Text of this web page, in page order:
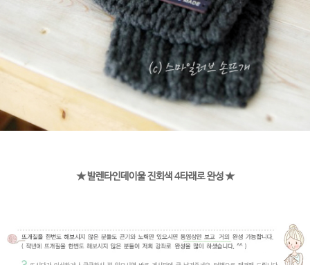
★ 발렌타인데이울 진회색 4타래로 완성 ★